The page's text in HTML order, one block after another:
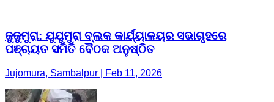
ଜୁଜୁମୁରା: ଯୁଯୁମୁରା ବ୍ଲକ କାର୍ଯ୍ୟାଳୟର ସଭାଗୃହରେ
ପଞ୍ଚାୟତ ସମିତି ବୈଠକ ଅନୁଷ୍ଠିତ
Jujomura, Sambalpur | Feb 11, 2026